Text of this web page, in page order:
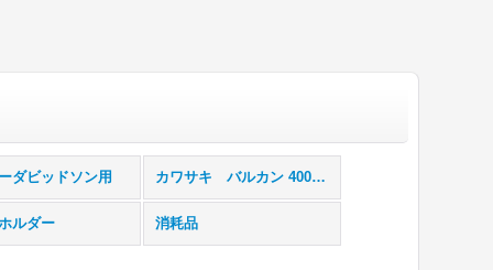
ダビッドソン用 カワサキ バルカン 400/800用
ルダー 消耗品